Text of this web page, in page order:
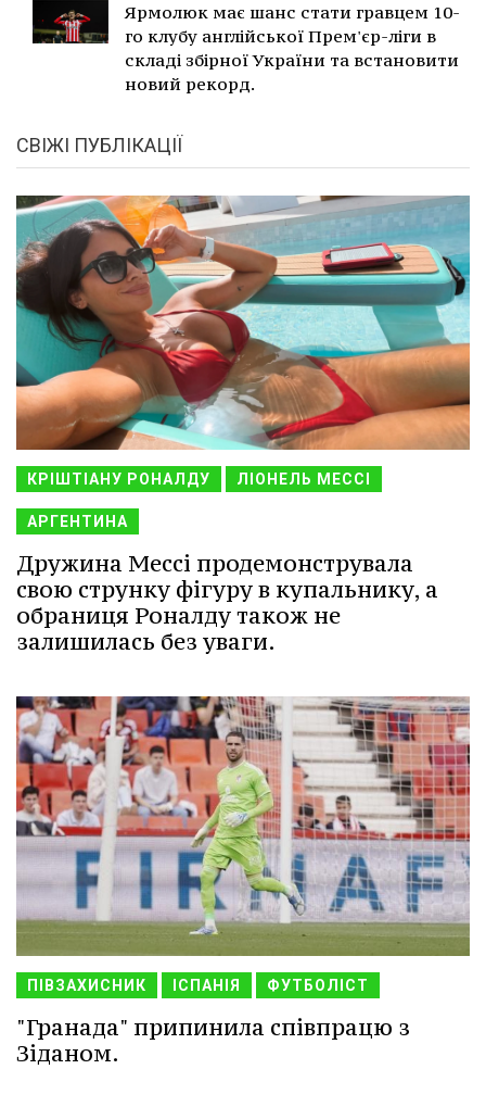
Ярмолюк має шанс стати гравцем 10-
го клубу англійської Прем'єр-ліги в
складі збірної України та встановити
новий рекорд.
СВІЖІ ПУБЛІКАЦІЇ
КРІШТІАНУ РОНАЛДУ ЛІОНЕЛЬ МЕССІ
АРГЕНТИНА
Дружина Мессі продемонструвала
свою струнку фігуру в купальнику, а
обраниця Роналду також не
залишилась без уваги.
ПІВЗАХИСНИК ІСПАНІЯ ФУТБОЛІСТ
"Гранада" припинила співпрацю з
Зіданом.